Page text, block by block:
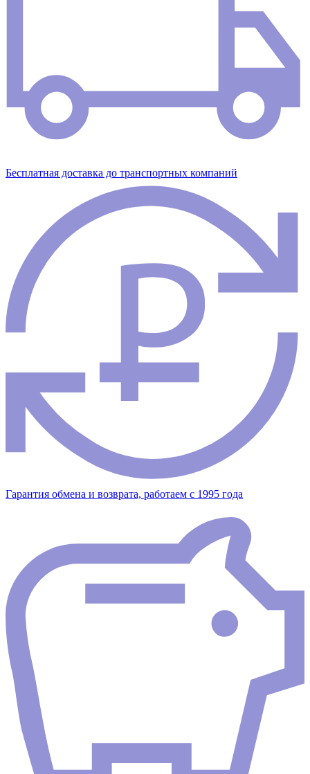
Бесплатная доставка до транспортных компаний
Гарантия обмена и возврата, работаем с 1995 года